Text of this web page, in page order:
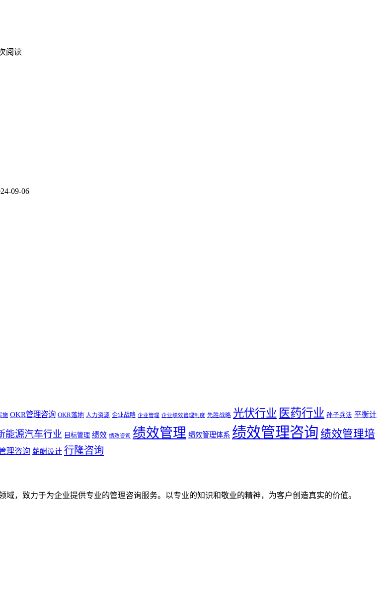
阅读
09-06
施 OKR管理咨询 OKR落地 人力资源 企业战略 企业管理 企业绩效管理制度 先胜战略 光伏行业 医药行业 孙子兵法 平衡计
能源汽车行业 目标管理 绩效 绩效咨询 绩效管理 绩效管理体系 绩效管理咨询 绩效管理培
理咨询 薪酬设计 行隆咨询
，致力于为企业提供专业的管理咨询服务。以专业的知识和敬业的精神，为客户创造真实的价值。